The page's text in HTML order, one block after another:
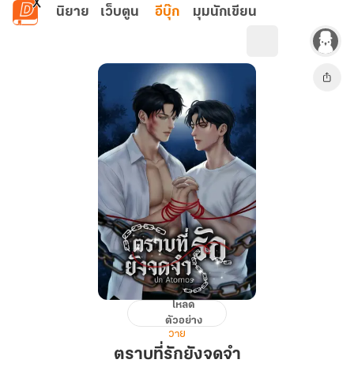
ข้ามไปยังเนื้อหาหลัก
นิยาย เว็บตูน อีบุ๊ก มุมนักเขียน
ตราบ
โหลด
ตัวอย่าง
วาย
ตราบที่รักยังจดจำ